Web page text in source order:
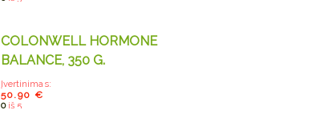
COLONWELL HORMONE
BALANCE, 350 G.
Įvertinimas:
0iš 5
50.90 €